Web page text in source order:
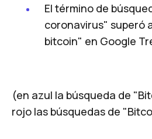
El término de
coronavirus" superó
bitcoin" en Google
(en azul la búsqueda de
rojo las búsquedas de